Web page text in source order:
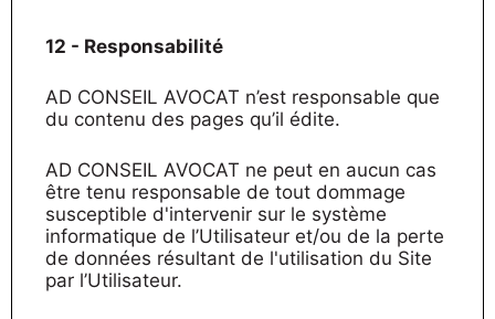
12 - Responsabilité
AD CONSEIL AVOCAT n’est responsable que
du contenu des pages qu’il édite.
AD CONSEIL AVOCAT ne peut en aucun cas
être tenu responsable de tout dommage
susceptible d'intervenir sur le système
informatique de l’Utilisateur et/ou de la perte
de données résultant de l'utilisation du Site
par l’Utilisateur.